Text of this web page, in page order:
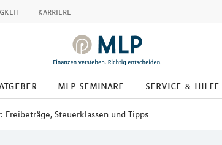
karriere
mlp seminare service & hilfe
Freibeträge, Steuerklassen und Tipps